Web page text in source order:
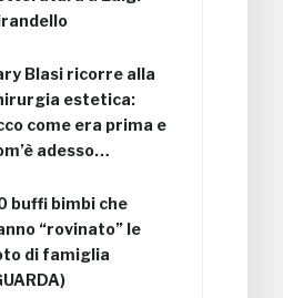
Blasi ricorre alla
estetica:
come era prima e
adesso…
buffi bimbi che
“rovinato” le
di famiglia